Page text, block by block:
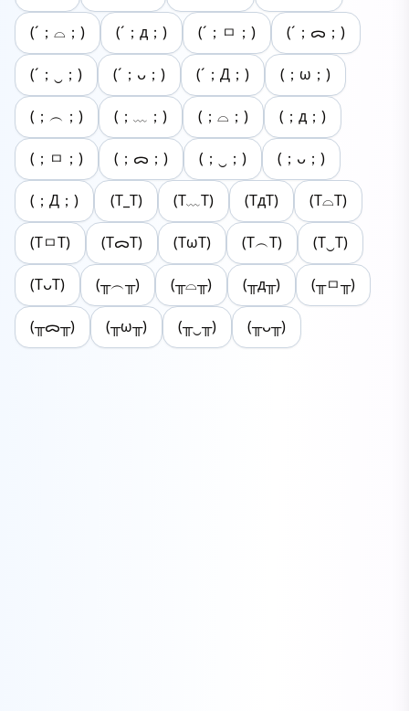
(´；⌓；) (´；д；) (´；ㅁ；) (´；ᯅ；)
(´；‿；) (´；ᴗ；) (´；Д；) (；ω；)
(；︵；) (；﹏；) (；⌓；) (；д；)
(；ㅁ；) (；ᯅ；) (；‿；) (；ᴗ；)
(；Д；) (T_T) (T﹏T) (TдT) (T⌓T)
(TㅁT) (TᯅT) (TωT) (T︵T) (T‿T)
(TᴗT) (╥︵╥) (╥⌓╥) (╥д╥) (╥ㅁ╥)
(╥ᯅ╥) (╥ω╥) (╥‿╥) (╥ᴗ╥)